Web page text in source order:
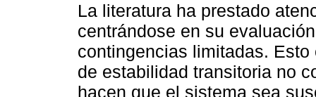
La literatura ha prestado
centrándose en su
contingencias limitadas.
de estabilidad transitoria no
hacen que el sistema sea